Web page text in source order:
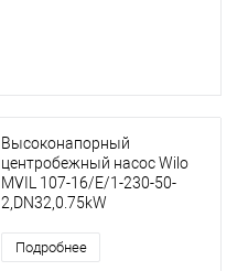
Высоконапорный
центробежный насос Wilo
MVIL 107-16/E/1-230-50-
2,DN32,0.75kW
Подробнее